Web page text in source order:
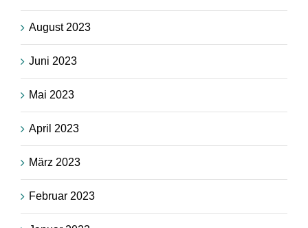
August 2023
Juni 2023
Mai 2023
April 2023
März 2023
Februar 2023